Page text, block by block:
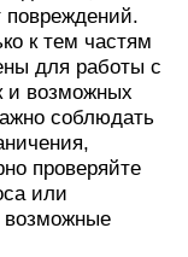
к тем частям
для работы с
и возможных
соблюдать
проверяйте
или
возможные